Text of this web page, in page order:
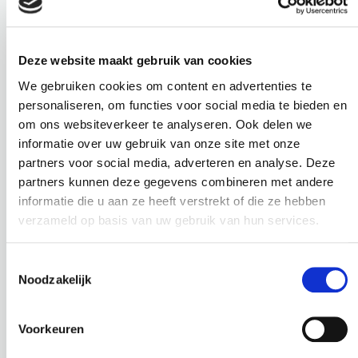
Deze website maakt gebruik van cookies
We gebruiken cookies om content en advertenties te
personaliseren, om functies voor social media te bieden en
om ons websiteverkeer te analyseren. Ook delen we
informatie over uw gebruik van onze site met onze
partners voor social media, adverteren en analyse. Deze
partners kunnen deze gegevens combineren met andere
informatie die u aan ze heeft verstrekt of die ze hebben
verzameld op basis van uw gebruik van hun services.
Noodzakelijk
Voorkeuren
SCINDAPSUS / SC-6005UV
DRAKENKLIMOP
Hoogte: 72 cm
Diameter: 30 cm
Let op:
losse tak
incl. BTW
BEKIJK PRODUCT
ALOCASIA / SC-1005
OLIFANTSOOR
Hoogte: 60 cm
Diameter: 70 cm
Hoogte pot: 11 cm
Diameter pot: 13 cm
BEKIJK PRODUCT